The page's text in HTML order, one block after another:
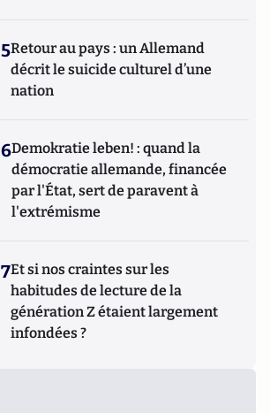
5Retour au pays : un Allemand
décrit le suicide culturel d’une
nation
6Demokratie leben! : quand la
démocratie allemande, financée
par l'État, sert de paravent à
l'extrémisme
7Et si nos craintes sur les
habitudes de lecture de la
génération Z étaient largement
infondées ?